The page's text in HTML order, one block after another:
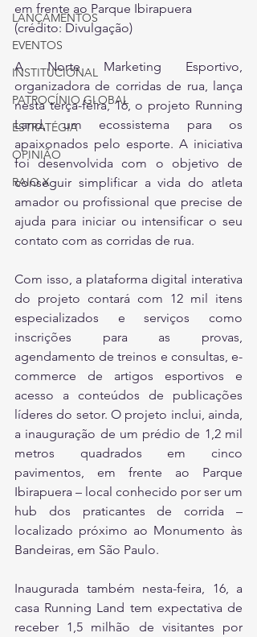
LANÇAMENTOS
EVENTOS
INSTITUCIONAL
PATROCÍNIO GLOBAL
ESTRATÉGIA
OPINIÃO
RAIO X
em frente ao Parque Ibirapuera
(crédito: Divulgação)
A Norte Marketing Esportivo,
organizadora de corridas de rua, lança
nesta terça-feira, 16, o projeto Running
Land, um ecossistema para os
apaixonados pelo esporte. A iniciativa
foi desenvolvida com o objetivo de
conseguir simplificar a vida do atleta
amador ou profissional que precise de
ajuda para iniciar ou intensificar o seu
contato com as corridas de rua.
Com isso, a plataforma digital interativa
do projeto contará com 12 mil itens
especializados e serviços como
inscrições para as provas,
agendamento de treinos e consultas, e-
commerce de artigos esportivos e
acesso a conteúdos de publicações
líderes do setor. O projeto inclui, ainda,
a inauguração de um prédio de 1,2 mil
metros quadrados em cinco
pavimentos, em frente ao Parque
Ibirapuera – local conhecido por ser um
hub dos praticantes de corrida –
localizado próximo ao Monumento às
Bandeiras, em São Paulo.
Inaugurada também nesta-feira, 16, a
casa Running Land tem expectativa de
receber 1,5 milhão de visitantes por